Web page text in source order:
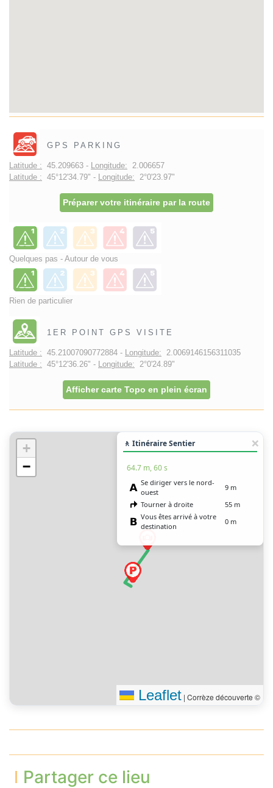
GPS PARKING
Latitude : 45.209663 - Longitude: 2.006657
Latitude : 45°12'34.79" - Longitude: 2°0'23.97"
Préparer votre itinéraire par la route
Quelques pas - Autour de vous
Rien de particulier
1ER POINT GPS VISITE
Latitude : 45.21007090772884 - Longitude: 2.0069146156311035
Latitude : 45°12'36.26" - Longitude: 2°0'24.89"
Afficher carte Topo en plein écran
+
−
🚶 Itinéraire Sentier
64.7 m, 60 s
Se diriger vers le nord-
ouest
9 m
Tourner à droite
55 m
Vous êtes arrivé à votre
destination
0 m
Leaflet | Corrèze découverte ©
Partager ce lieu